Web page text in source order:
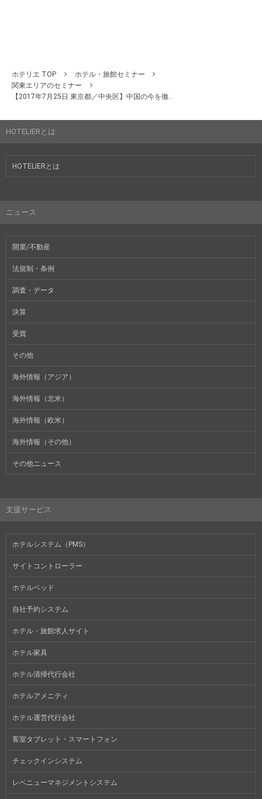
ホテリエ TOP
ホテル・旅館セミナー
関東エリアのセミナー
【2017年7月25日 東京都／中央区】中国の今を徹...
HOTELIERとは
HOTELIERとは
ニュース
開業/不動産
法規制・条例
調査・データ
決算
受賞
その他
海外情報（アジア）
海外情報（北米）
海外情報（欧米）
海外情報（その他）
その他ニュース
支援サービス
ホテルシステム（PMS）
サイトコントローラー
ホテルベッド
自社予約システム
ホテル・旅館求人サイト
ホテル家具
ホテル清掃代行会社
ホテルアメニティ
ホテル運営代行会社
客室タブレット・スマートフォン
チェックインシステム
レベニューマネジメントシステム